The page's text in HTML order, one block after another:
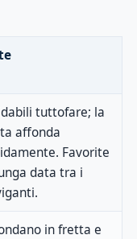
tuttofare; la
affonda
Favorite
data tra i
in fretta e